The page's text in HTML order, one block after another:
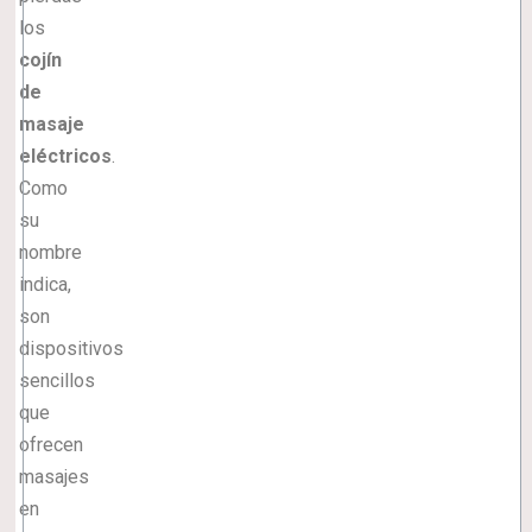
los
cojín
de
masaje
eléctricos.
Como
su
nombre
indica,
son
dispositivos
sencillos
que
ofrecen
masajes
en